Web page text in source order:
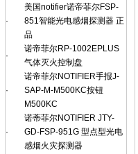
·
美国notifier诺帝菲尔FSP-
851智能光电感烟探测器 正
品
·
诺帝菲尔RP-1002EPLUS
气体灭火控制盘
·
诺帝菲尔NOTIFIER手报J-
SAP-M-M500KC按钮
M500KC
·
诺蒂菲尔NOTIFIER JTY-
GD-FSP-951G 型点型光电
感烟火灾探测器